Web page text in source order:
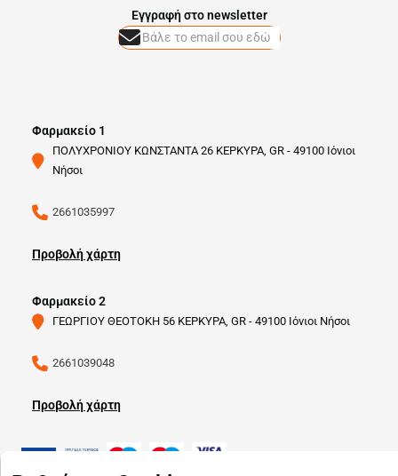
Φαρμακείο 1
ΠΟΛΥΧΡΟΝΙΟΥ ΚΩΝΣΤΑΝΤΑ 26 ΚΕΡΚΥΡΑ, GR - 49100 Ιόνιοι
Νήσοι
2661035997
Προβολή χάρτη
Φαρμακείο 2
ΓΕΩΡΓΙΟΥ ΘΕΟΤΟΚΗ 56 ΚΕΡΚΥΡΑ, GR - 49100 Ιόνιοι Νήσοι
2661039048
Προβολή χάρτη
Eγγραφή στο newsletter